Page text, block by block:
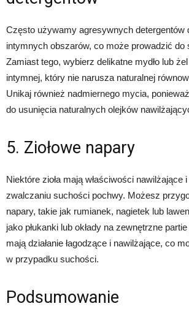
Często używamy agresywnych detergentów
intymnych obszarów, co może prowadzić do
Zamiast tego, wybierz delikatne mydło lub
intymnej, który nie narusza naturalnej
Unikaj również nadmiernego mycia,
do usunięcia naturalnych olejków
5. Ziołowe napary
Niektóre zioła mają właściwości nawilżające
zwalczaniu suchości pochwy. Możesz
napary, takie jak rumianek, nagietek lub
jako płukanki lub okłady na zewnętrzne
mają działanie łagodzące i nawilżające, co
w przypadku suchości.
Podsumowanie